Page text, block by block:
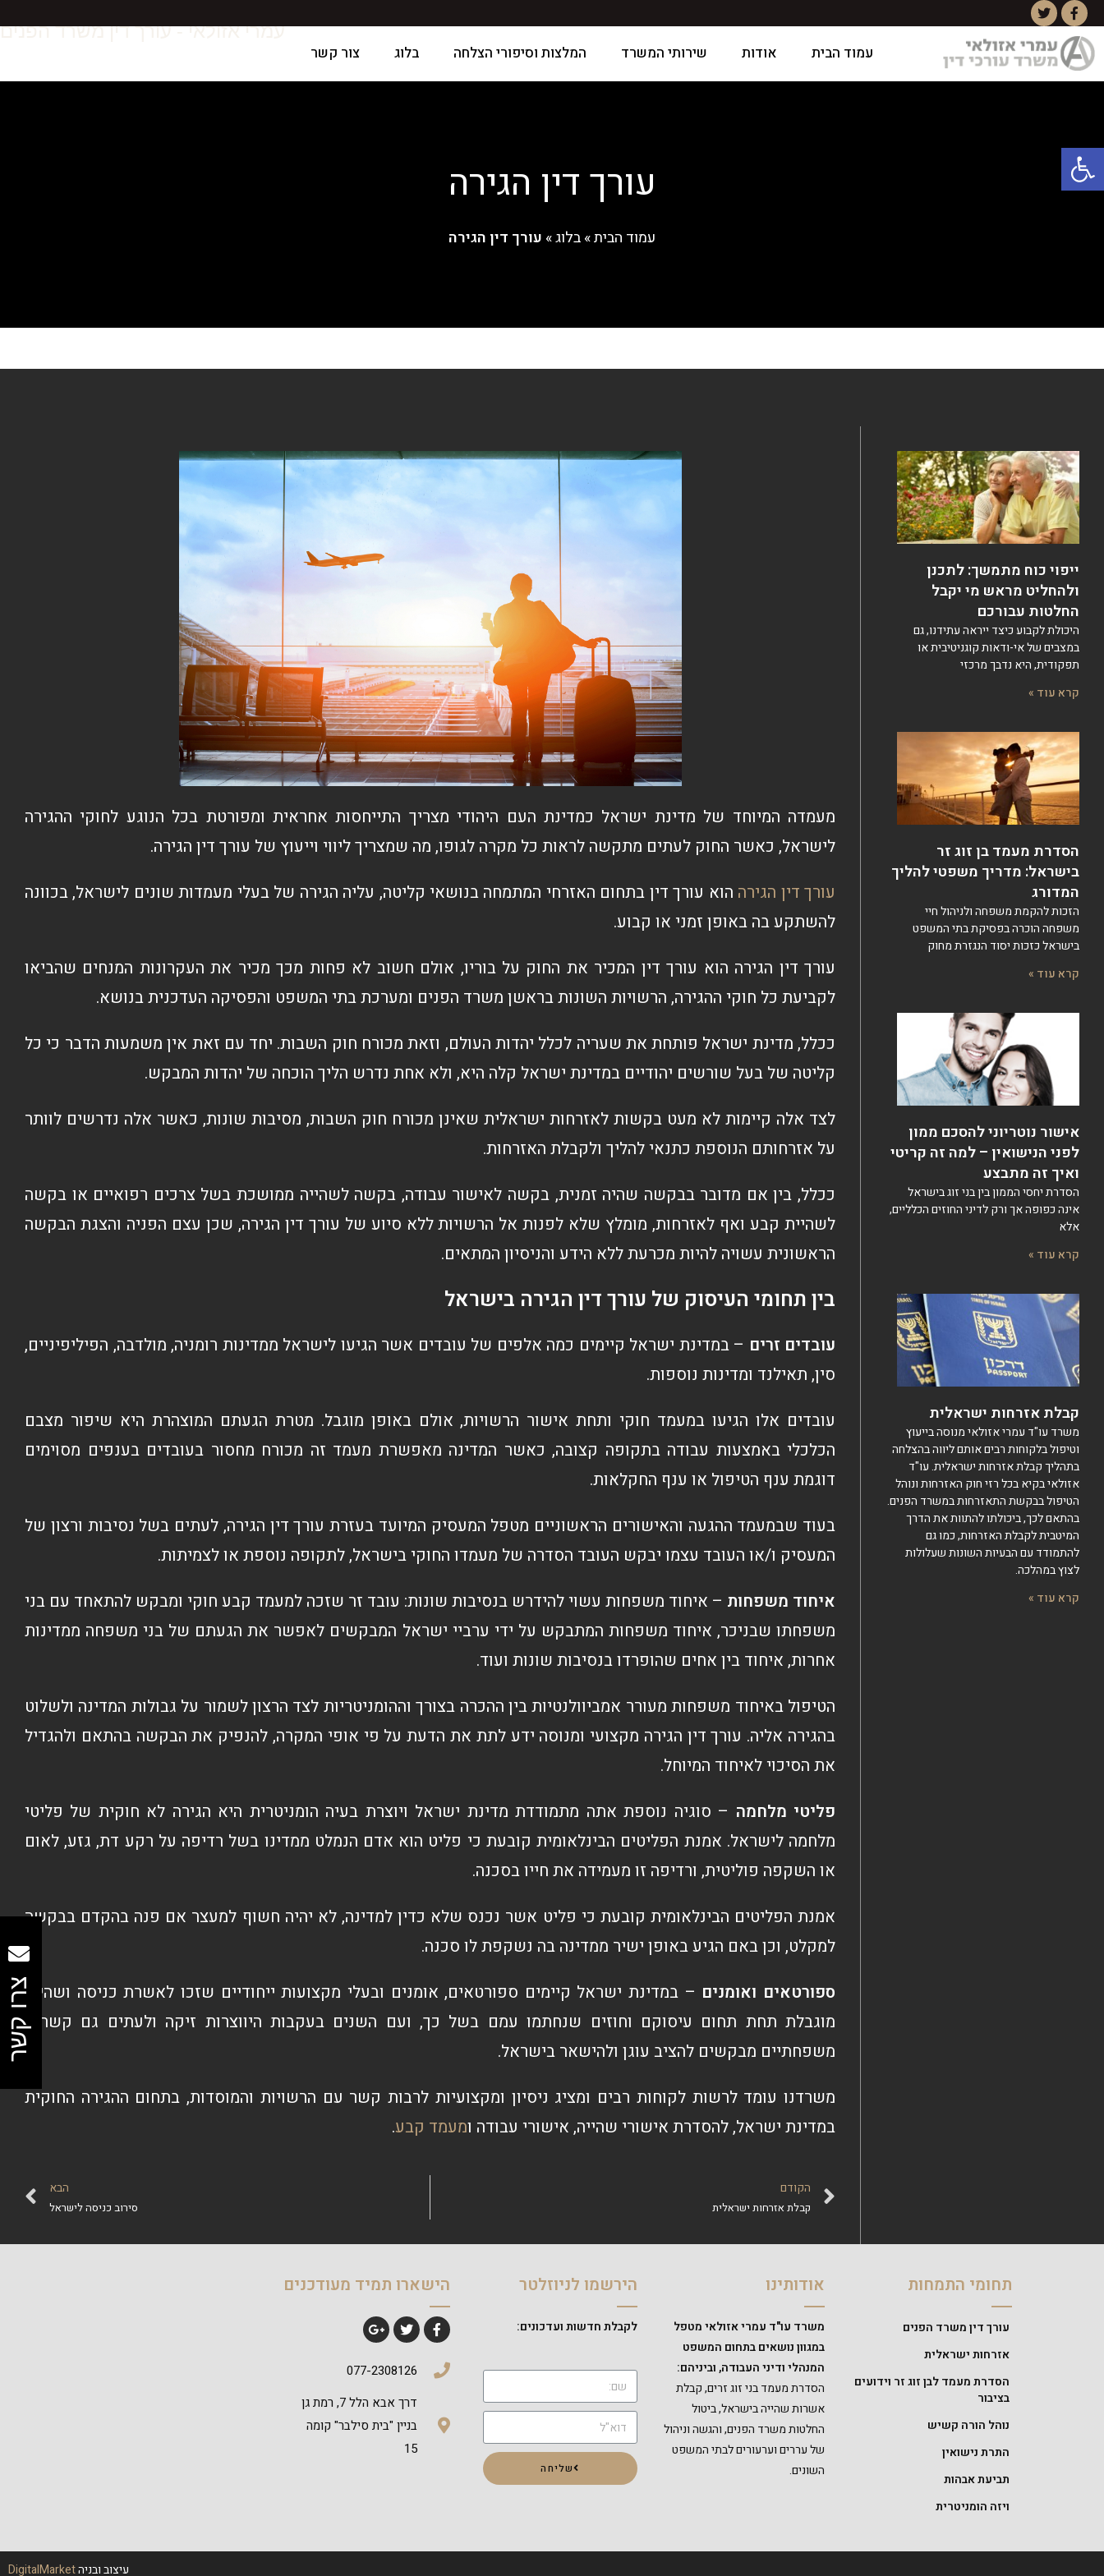
פתח סרגל נגישות
עמרי אזולאי - עורך דין משרד הפנים
עמוד הבית אודות שירותי המשרד המלצות וסיפורי הצלחה בלוג צור קשר
עורך דין הגירה
עמוד הבית»בלוג» עורך דין הגירה
ייפוי כוח מתמשך: לתכנן
ולהחליט מראש מי יקבל
החלטות עבורכם
היכולת לקבוע כיצד ייראה עתידנו, גם
במצבים של אי-ודאות קוגניטיבית או
תפקודית, היא נדבך מרכזי
קרא עוד »
הסדרת מעמד בן זוג זר
בישראל: מדריך משפטי להליך
המדורג
הזכות להקמת משפחה ולניהול חיי
משפחה הוכרה בפסיקת בתי המשפט
בישראל כזכות יסוד הנגזרת מחוק
קרא עוד »
אישור נוטריוני להסכם ממון
לפני הנישואין – למה זה קריטי
ואיך זה מתבצע
הסדרת יחסי הממון בין בני זוג בישראל
אינה כפופה אך ורק לדיני החוזים הכלליים,
אלא
קרא עוד »
קבלת אזרחות ישראלית
משרד עו"ד עמרי אזולאי מנוסה בייעוץ
וטיפול בלקוחות רבים אותם ליווה בהצלחה
בתהליך קבלת אזרחות ישראלית. עו"ד
אזולאי בקיא בכל רזי חוק האזרחות ונוהל
הטיפול בבקשת התאזרחות במשרד הפנים.
בהתאם לכך, ביכולתו להתוות את הדרך
המיטבית לקבלת האזרחות, כמו גם
להתמודד עם הבעיות השונות שעלולות
לצוץ במהלכה.
קרא עוד »
מעמדה המיוחד של מדינת ישראל כמדינת העם היהודי מצריך התייחסות אחראית ומפורטת בכל הנוגע לחוקי ההגירה
לישראל, כאשר החוק לעתים מתקשה לראות כל מקרה לגופו, מה שמצריך ליווי וייעוץ של עורך דין הגירה.
עורך דין הגירה הוא עורך דין בתחום האזרחי המתמחה בנושאי קליטה, עליה הגירה של בעלי מעמדות שונים לישראל, בכוונה
להשתקע בה באופן זמני או קבוע.
עורך דין הגירה הוא עורך דין המכיר את החוק על בוריו, אולם חשוב לא פחות מכך מכיר את העקרונות המנחים שהביאו
לקביעת כל חוקי ההגירה, הרשויות השונות בראשן משרד הפנים ומערכת בתי המשפט והפסיקה העדכנית בנושא.
ככלל, מדינת ישראל פותחת את שעריה לכלל יהדות העולם, וזאת מכורח חוק השבות. יחד עם זאת אין משמעות הדבר כי כל
קליטה של בעל שורשים יהודיים במדינת ישראל קלה היא, ולא אחת נדרש הליך הוכחה של יהדות המבקש.
לצד אלה קיימות לא מעט בקשות לאזרחות ישראלית שאינן מכורח חוק השבות, מסיבות שונות, כאשר אלה נדרשים לוותר
על אזרחותם הנוספת כתנאי להליך ולקבלת האזרחות.
ככלל, בין אם מדובר בבקשה שהיה זמנית, בקשה לאישור עבודה, בקשה לשהייה ממושכת בשל צרכים רפואיים או בקשה
לשהיית קבע ואף לאזרחות, מומלץ שלא לפנות אל הרשויות ללא סיוע של עורך דין הגירה, שכן עצם הפניה והצגת הבקשה
הראשונית עשויה להיות מכרעת ללא הידע והניסיון המתאים.
בין תחומי העיסוק של עורך דין הגירה בישראל
עובדים זרים – במדינת ישראל קיימים כמה אלפים של עובדים אשר הגיעו לישראל ממדינות רומניה, מולדבה, הפיליפיניים,
סין, תאילנד ומדינות נוספות.
עובדים אלו הגיעו במעמד חוקי ותחת אישור הרשויות, אולם באופן מוגבל. מטרת הגעתם המוצהרת היא שיפור מצבם
הכלכלי באמצעות עבודה בתקופה קצובה, כאשר המדינה מאפשרת מעמד זה מכורח מחסור בעובדים בענפים מסוימים
דוגמת ענף הטיפול או ענף החקלאות.
בעוד שבמעמד ההגעה והאישורים הראשוניים מטפל המעסיק המיועד בעזרת עורך דין הגירה, לעתים בשל נסיבות ורצון של
המעסיק ו/או העובד עצמו יבקש העובד הסדרה של מעמדו החוקי בישראל, לתקופה נוספת או לצמיתות.
איחוד משפחות – איחוד משפחות עשוי להידרש בנסיבות שונות: עובד זר שזכה למעמד קבע חוקי ומבקש להתאחד עם בני
משפחתו שבניכר, איחוד משפחות המתבקש על ידי ערביי ישראל המבקשים לאפשר את הגעתם של בני משפחה ממדינות
אחרות, איחוד בין אחים שהופרדו בנסיבות שונות ועוד.
הטיפול באיחוד משפחות מעורר אמביוולנטיות בין ההכרה בצורך וההומניטריות לצד הרצון לשמור על גבולות המדינה ולשלוט
בהגירה אליה. עורך דין הגירה מקצועי ומנוסה ידע לתת את הדעת על פי אופי המקרה, להנפיק את הבקשה בהתאם ולהגדיל
את הסיכוי לאיחוד המיוחל.
פליטי מלחמה – סוגיה נוספת אתה מתמודדת מדינת ישראל ויוצרת בעיה הומניטרית היא הגירה לא חוקית של פליטי
מלחמה לישראל. אמנת הפליטים הבינלאומית קובעת כי פליט הוא אדם הנמלט ממדינו בשל רדיפה על רקע דת, גזע, לאום
או השקפה פוליטית, ורדיפה זו מעמידה את חייו בסכנה.
אמנת הפליטים הבינלאומית קובעת כי פליט אשר נכנס שלא כדין למדינה, לא יהיה חשוף למעצר אם פנה בהקדם בבקשה
למקלט, וכן באם הגיע באופן ישיר ממדינה בה נשקפת לו סכנה.
ספורטאים ואומנים – במדינת ישראל קיימים ספורטאים, אומנים ובעלי מקצועות ייחודיים שזכו לאשרת כניסה ושהייה
מוגבלת תחת תחום עיסוקם וחוזים שנחתמו עמם בשל כך, ועם השנים בעקבות היווצרות זיקה ולעתים גם קשרים
משפחתיים מבקשים להציב עוגן ולהישאר בישראל.
משרדנו עומד לרשות לקוחות רבים ומציג ניסיון ומקצועיות לרבות קשר עם הרשויות והמוסדות, בתחום ההגירה החוקית
במדינת ישראל, להסדרת אישורי שהייה, אישורי עבודה ומעמד קבע.
הקודם
קבלת אזרחות ישראלית
הבא
סירוב כניסה לישראל
תחומי התמחות
עורך דין משרד הפנים
אזרחות ישראלית
הסדרת מעמד לבן זוג זר וידועים
בציבור
נוהל הורה קשיש
התרת נישואין
תביעת אבהות
ויזה הומניטרית
אודותינו
משרד עו"ד עמרי אזולאי מטפל
במגוון נושאים בתחום המשפט
המנהלי ודיני העבודה, וביניהם:
הסדרת מעמד בני זוג זרים, קבלת
אשרות שהייה בישראל, ביטול
החלטות משרד הפנים, והגשה וניהול
של עררים וערעורים לבתי המשפט
השונים.
הירשמו לניוזלטר
לקבלת חדשות ועדכונים:
שליחה
הישארו תמיד מעודכנים
077-2308126
דרך אבא הלל 7, רמת גן
בניין "בית סילבר" קומה
15
עיצוב ובניהDigitalMarket
צרו קשר